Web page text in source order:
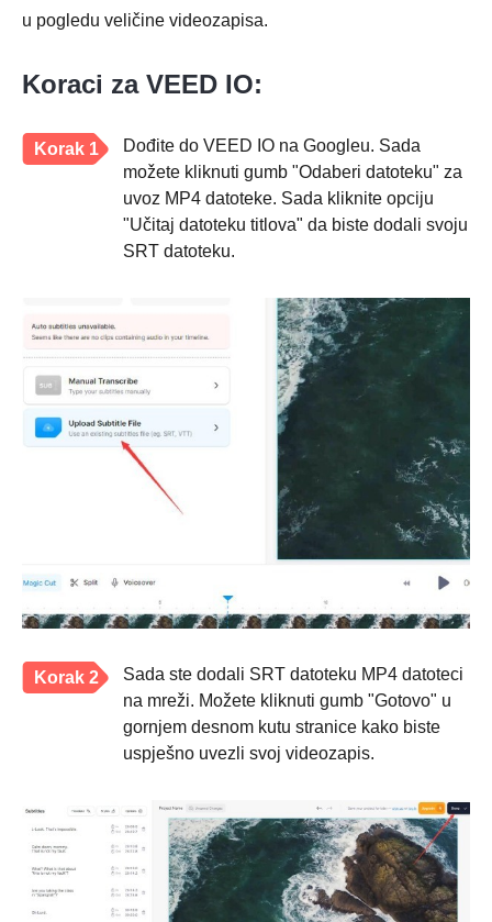
u pogledu veličine videozapisa.
Koraci za VEED IO:
Korak 1
Dođite do VEED IO na Googleu. Sada
možete kliknuti gumb "Odaberi datoteku" za
uvoz MP4 datoteke. Sada kliknite opciju
"Učitaj datoteku titlova" da biste dodali svoju
SRT datoteku.
Korak 2
Sada ste dodali SRT datoteku MP4 datoteci
na mreži. Možete kliknuti gumb "Gotovo" u
gornjem desnom kutu stranice kako biste
uspješno uvezli svoj videozapis.